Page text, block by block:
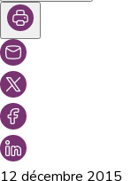
12 décembre 2015